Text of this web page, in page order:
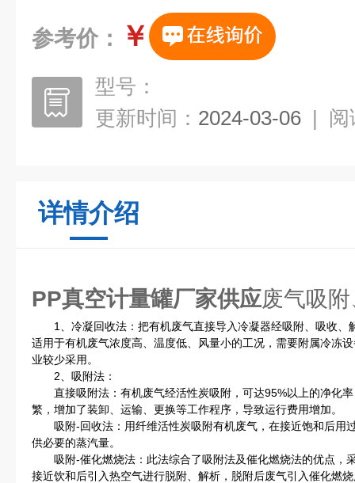
参考价： ￥
型号：
更新时间： 2024-03-06 | 阅
详情介绍
PP真空计量罐厂家供应废气吸
1、冷凝回收法：把有机废气直接导入冷凝器经吸附、吸收、
适用于有机废气浓度高、温度低、风量小的工况，需要附属冷冻
业较少采用。
2、吸附法：
直接吸附法：有机废气经活性炭吸附，可达95%以上的净化率
繁，增加了装卸、运输、更换等工作程序，导致运行费用增加。
吸附-回收法：用纤维活性炭吸附有机废气，在接近饱和后用
供必要的蒸汽量。
吸附-催化燃烧法：此法综合了吸附法及催化燃烧法的优点，
接近饮和后引入热空气进行脱附、解析，脱附后废气引入催化燃